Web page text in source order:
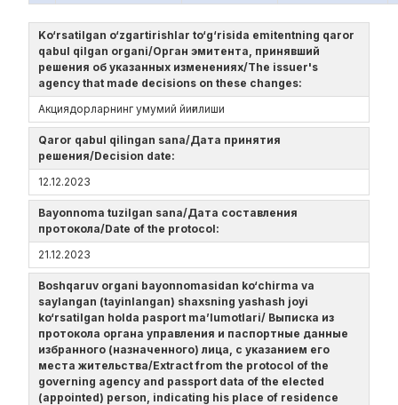
Ko‘rsatilgan o‘zgartirishlar to‘g‘risida emitentning qaror
qabul qilgan organi/Орган эмитента, принявший
решения об указанных изменениях/The issuer's
agency that made decisions on these changes:
Акциядорларнинг умумий йиғилиши
Qaror qabul qilingan sana/Дата принятия
решения/Decision date:
12.12.2023
Bayonnoma tuzilgan sana/Дата составления
протокола/Date of the protocol:
21.12.2023
Boshqaruv organi bayonnomasidan ko‘chirma va
saylangan (tayinlangan) shaxsning yashash joyi
ko‘rsatilgan holda pasport ma’lumotlari/ Выписка из
протокола органа управления и паспортные данные
избранного (назначенного) лица, с указанием его
места жительства/Extract from the protocol of the
governing agency and passport data of the elected
(appointed) person, indicating his place of residence